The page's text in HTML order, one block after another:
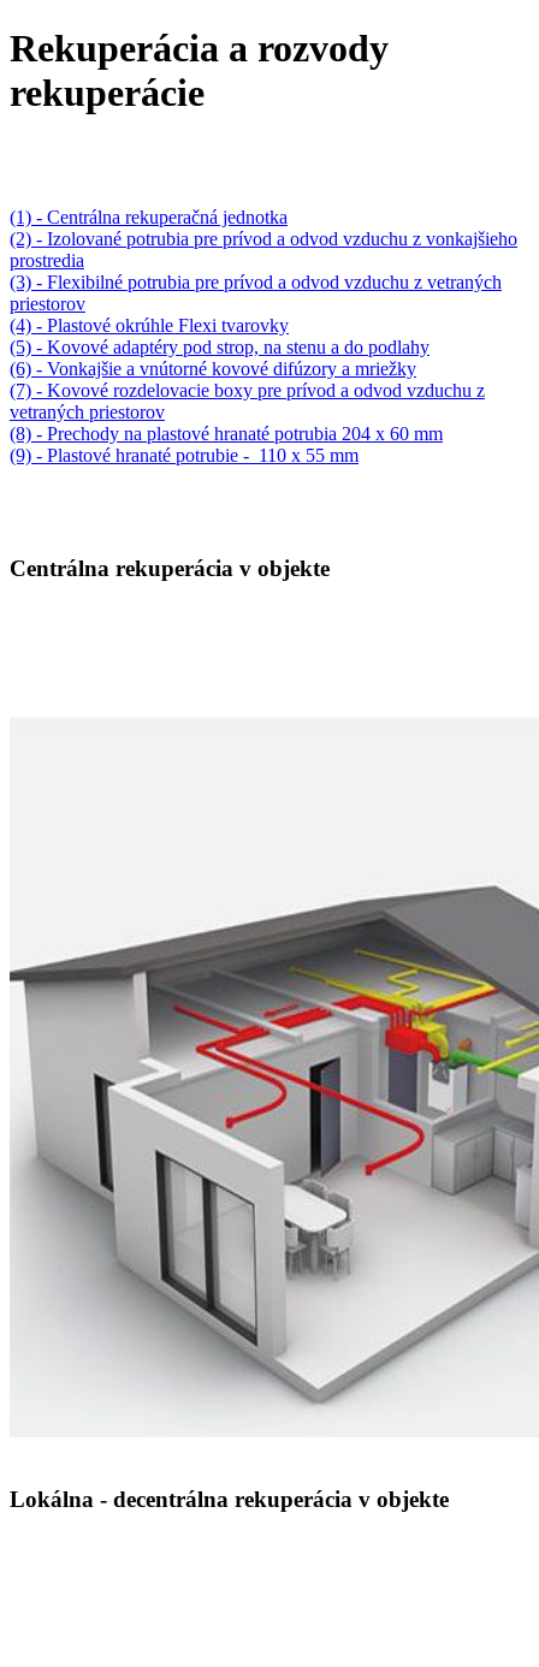
Rekuperácia a rozvody
rekuperácie
(1) - Centrálna rekuperačná jednotka
(2) - Izolované potrubia pre prívod a odvod vzduchu z vonkajšieho
prostredia
(3) - Flexibilné potrubia pre prívod a odvod vzduchu z vetraných
priestorov
(4) - Plastové okrúhle Flexi tvarovky
(5) - Kovové adaptéry pod strop, na stenu a do podlahy
(6) - Vonkajšie a vnútorné kovové difúzory a mriežky
(7) - Kovové rozdelovacie boxy pre prívod a odvod vzduchu z
vetraných priestorov
(8) - Prechody na plastové hranaté potrubia 204 x 60 mm
(9) - Plastové hranaté potrubie - 110 x 55 mm
Centrálna rekuperácia v objekte
Lokálna - decentrálna rekuperácia v objekte